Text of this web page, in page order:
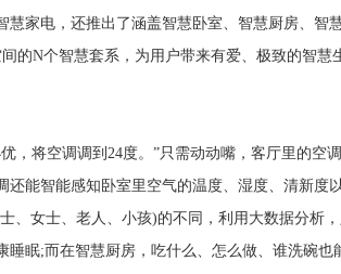
慧家电，还推出了涵盖智慧卧室、智慧厨房、智
的N个智慧套系，为用户带来有爱、极致的智慧
将空调调到24度。”只需动动嘴，客厅里的空
还能智能感知卧室里空气的温度、湿度、清新度
、女士、老人、小孩)的不同，利用大数据分析
睡眠;而在智慧厨房，吃什么、怎么做、谁洗碗也